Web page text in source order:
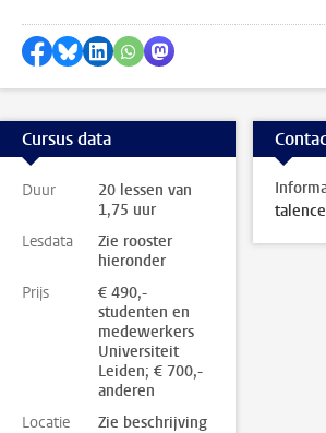
Delen op Facebook
Delen via Bluesky
Delen op LinkedIn
Delen via WhatsApp
Delen via Mastodon
Cursus data
Duur
20 lessen van
1,75 uur
Lesdata
Zie rooster
hieronder
Prijs
€ 490,-
studenten en
medewerkers
Universiteit
Leiden; € 700,-
anderen
Locatie
Zie beschrijving